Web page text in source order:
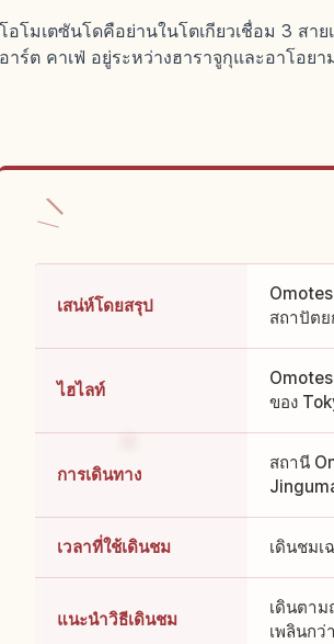
โอโมเตซันโดคือย่านในโตเกียวเชื่อม 3 สา
อาร์ต คาเฟ่ อยู่ระหว่างฮาราจูกุและอาโอยา
เสน่ห์โดยสรุป
สถาปัต
ไฮไลท์
ของ
การเดินทาง
สถานี
เวลาที่ใช้เดินชม เดินชม
แนะนำวิธีเดินชม
เดินตา
เพลินกว่า